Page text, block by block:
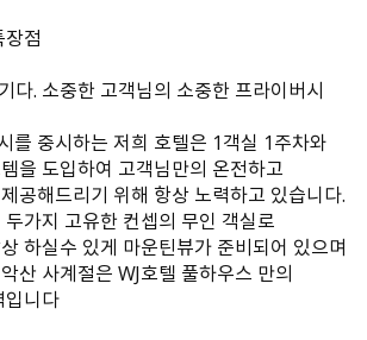
점
다. 소중한 고객님의 소중한 프라이버시
를 중시하는 저희 호텔은 1객실 1주차와
을 도입하여 고객님만의 온전하고
공해드리기 위해 항상 노력하고 있습니다.
가지 고유한 컨셉의 무인 객실로
하실수 있게 마운틴뷰가 준비되어 있으며
산 사계절은 WJ호텔 풀하우스 만의
입니다